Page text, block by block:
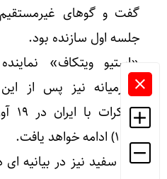
گفت و گوهای
جلسه اول سازنده بود.
«استیو ویتکاف»
خاورمیانه نیز پس از
۱۴۰۴) ادامه خواهد یافت.
کاخ سفید نیز در بیانیه ای